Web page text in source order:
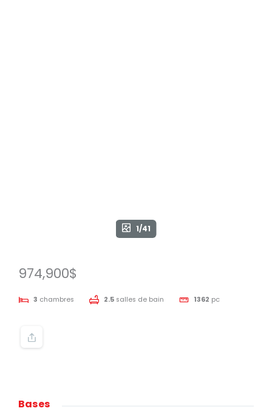
1/41
974,900$
3 chambres 2.5 salles de bain 1362 pc
Bases